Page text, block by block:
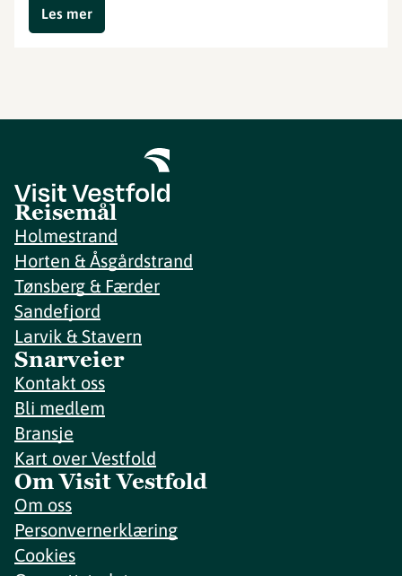
Les mer
Reisemål
Holmestrand
Horten & Åsgårdstrand
Tønsberg & Færder
Sandefjord
Larvik & Stavern
Snarveier
Kontakt oss
Bli medlem
Bransje
Kart over Vestfold
Om Visit Vestfold
Om oss
Personvernerklæring
Cookies